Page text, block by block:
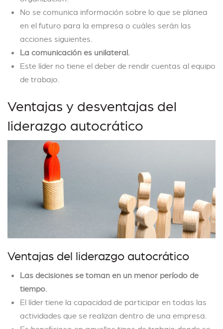
No se comunica información sobre lo que se planea
en el futuro para la empresa o cuáles serán las
acciones siguientes.
La comunicación es unilateral.
Este líder no tiene el deber de rendir cuentas al equipo
de trabajo.
Ventajas y desventajas del
liderazgo autocrático
Ventajas del liderazgo autocrático
Las decisiones se toman en un menor período de
tiempo.
El líder tiene la capacidad de participar en todas las
actividades que se realizan dentro de una empresa.